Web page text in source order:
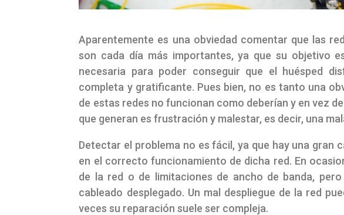
Aparentemente es una obviedad comentar que las
son cada día más importantes, ya que su objetivo
necesaria para poder conseguir que el huésped
completa y gratificante. Pues bien, no es tanto una
de estas redes no funcionan como deberían y en vez
que generan es frustración y malestar, es decir, una
Detectar el problema no es fácil, ya que hay una gran
en el correcto funcionamiento de dicha red. En
de la red o de limitaciones de ancho de banda,
cableado desplegado. Un mal despliegue de la red
veces su reparación suele ser compleja.